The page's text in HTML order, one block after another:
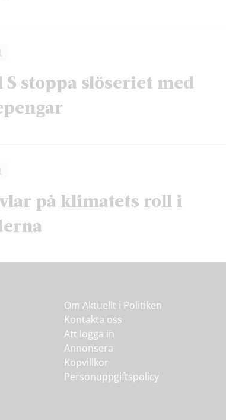
S stoppa slöseriet med
på klimatets roll i
Om Aktuellt i Politiken
Kontakta oss
Att logga in
Annonsera
Köpvillkor
Personuppgiftspolicy